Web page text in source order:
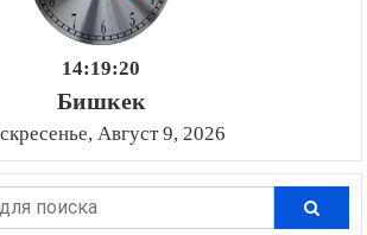
14:19:21
Бишкек
Август 9, 2026